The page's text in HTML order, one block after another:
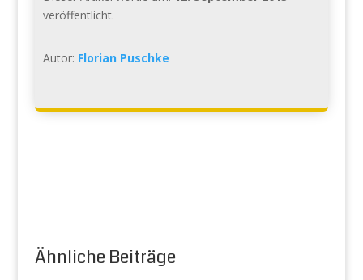
veröffentlicht.
Autor: Florian Puschke
Ähnliche Beiträge